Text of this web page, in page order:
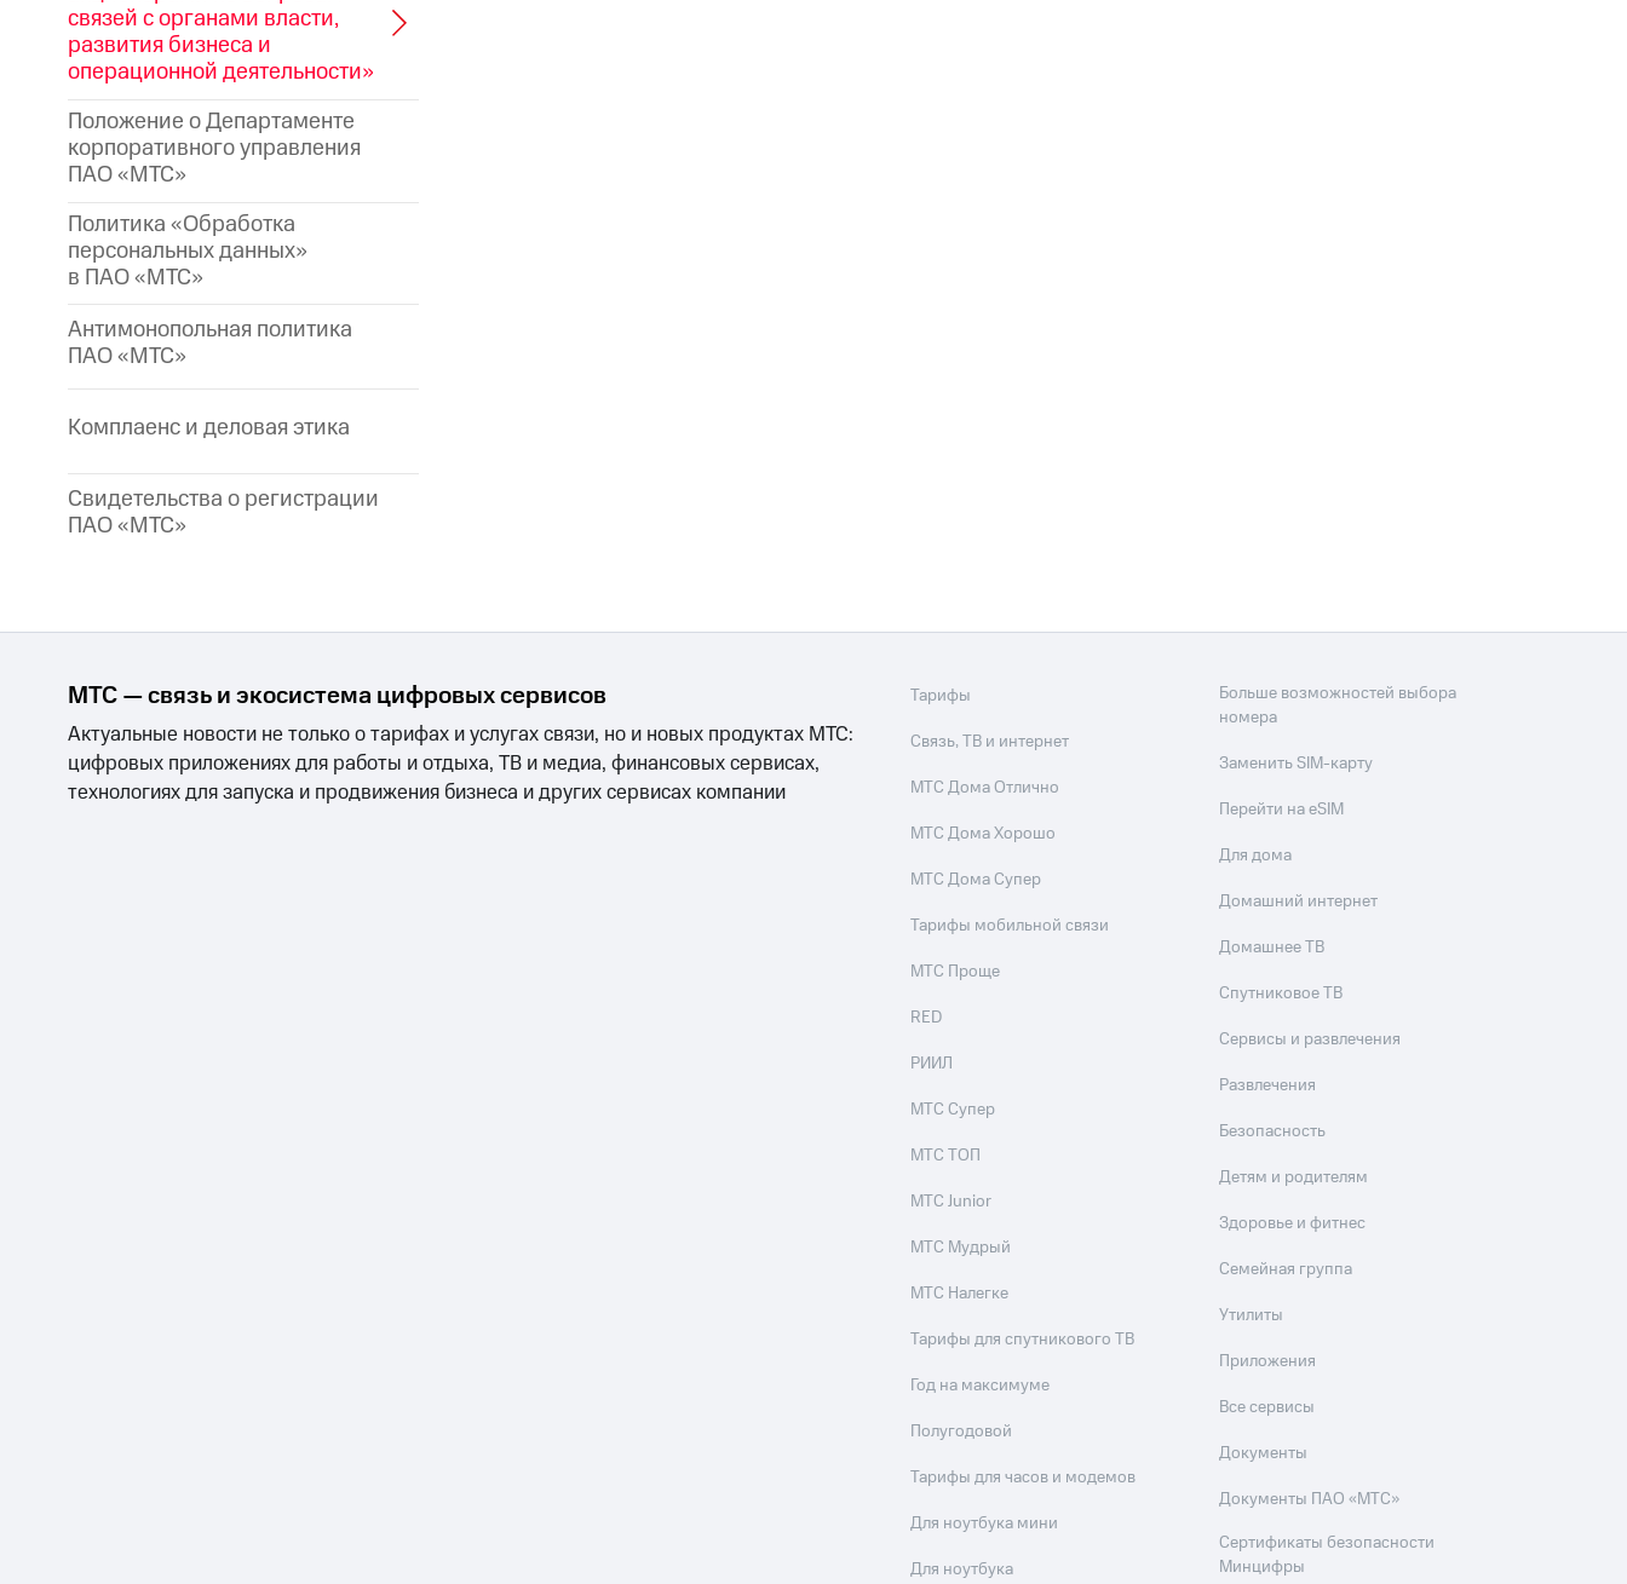
связей с органами власти,
развития бизнеса и
операционной деятельности»
Положение о Департаменте
корпоративного управления
ПАО «МТС»
Политика «Обработка
персональных данных»
в ПАО «МТС»
Антимонопольная политика
ПАО «МТС»
Комплаенс и деловая этика
Свидетельства о регистрации
ПАО «МТС»
МТС — связь и экосистема цифровых сервисов
Актуальные новости не только о тарифах и услугах связи, но и новых продуктах МТС:
цифровых приложениях для работы и отдыха, ТВ и медиа, финансовых сервисах,
технологиях для запуска и продвижения бизнеса и других сервисах компании
Тарифы
Связь, ТВ и интернет
МТС Дома Отлично
МТС Дома Хорошо
МТС Дома Супер
Тарифы мобильной связи
МТС Проще
RED
РИИЛ
МТС Супер
МТС ТОП
МТС Junior
МТС Мудрый
МТС Налегке
Тарифы для спутникового ТВ
Год на максимуме
Полугодовой
Тарифы для часов и модемов
Для ноутбука мини
Для ноутбука
Больше возможностей выбора
номера
Заменить SIM-карту
Перейти на eSIM
Для дома
Домашний интернет
Домашнее ТВ
Спутниковое ТВ
Сервисы и развлечения
Развлечения
Безопасность
Детям и родителям
Здоровье и фитнес
Семейная группа
Утилиты
Приложения
Все сервисы
Документы
Документы ПАО «МТС»
Сертификаты безопасности
Минцифры